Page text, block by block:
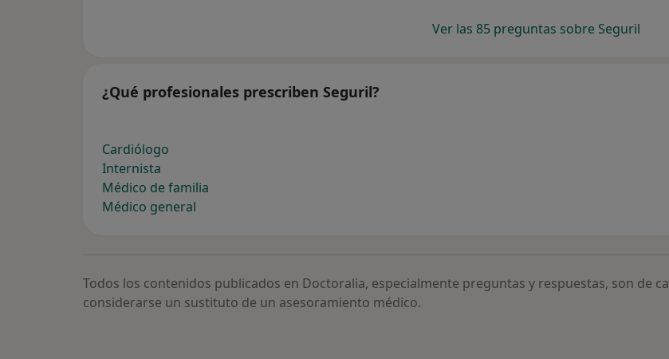
Ver las 85 preguntas sobre Seguril
¿Qué profesionales prescriben Seguril?
Cardiólogo
Internista
Médico de familia
Médico general
Todos los contenidos publicados en Doctoralia, especialmente preguntas y respuestas, son de
considerarse un sustituto de un asesoramiento médico.